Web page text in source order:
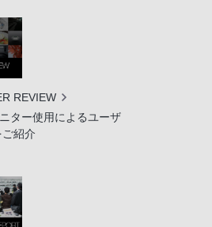
REVIEW
ター使用によるユーザ
紹介